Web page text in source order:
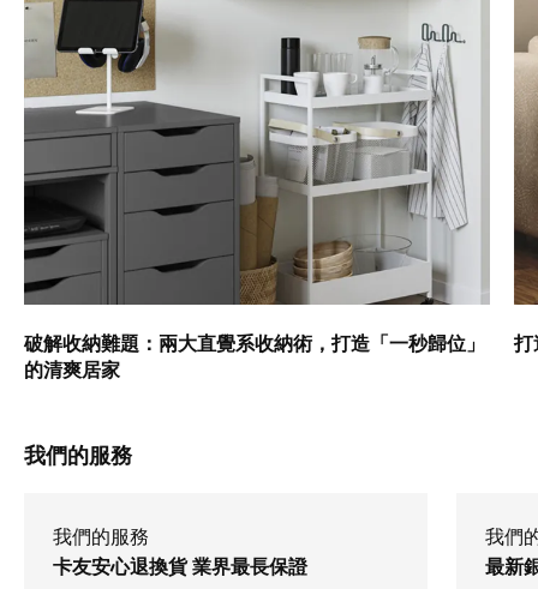
破解收納難題：兩大直覺系收納術，打造「一秒歸位」
的清爽居家
打
我們的服務
我們的服務
卡友安心退換貨 業界最長保證
我們
最新